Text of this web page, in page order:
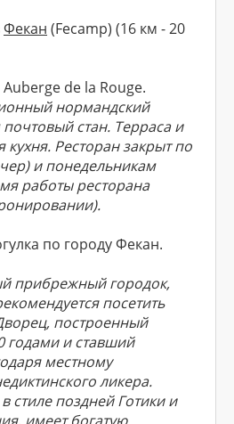
Фекан (Fecamp) (16 км - 20
de la Rouge.
нормандский
стан. Терраса и
кухня. Ресторан закрыт по
и понедельникам
работы ресторана
по городу Фекан.
прибрежный городок,
посетить
построенный
годами и ставший
местному
ликера.
стиле поздней Готики и